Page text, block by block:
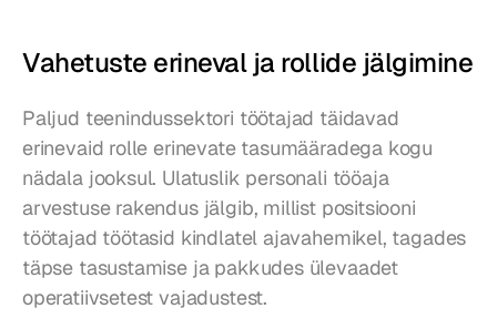
Vahetuste erineval ja rollide jälgimine
Paljud teenindussektori töötajad täidavad
erinevaid rolle erinevate tasumääradega kogu
nädala jooksul. Ulatuslik personali tööaja
arvestuse rakendus jälgib, millist positsiooni
töötajad töötasid kindlatel ajavahemikel, tagades
täpse tasustamise ja pakkudes ülevaadet
operatiivsetest vajadustest.